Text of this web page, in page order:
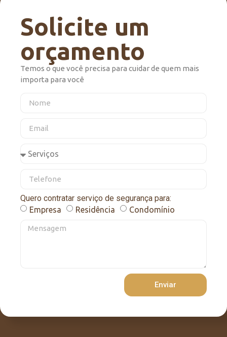
Solicite um
orçamento
Temos o que você precisa para cuidar de quem mais
importa para você
Quero contratar serviço de segurança para:
Empresa Residência Condomínio
Enviar